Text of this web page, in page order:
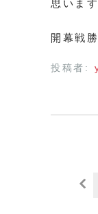
思います
開幕戦
投稿者: